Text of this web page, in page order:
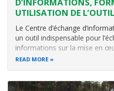
D’INFORMATIONS,
UTILISATION DE
Le Centre d’échange
un outil indispensable pour
informations sur la mise en
biodiversité. Le nouveau
READ MORE